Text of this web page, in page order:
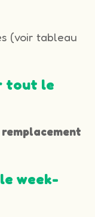
(voir tableau
tout le
remplacement
week-